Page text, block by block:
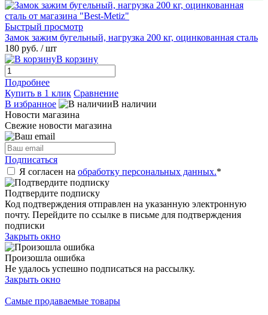
Быстрый просмотр
Замок зажим бугельный, нагрузка 200 кг, оцинкованная сталь
180 руб. / шт
В корзину
Подробнее
Купить в 1 клик Сравнение
В избранное
В наличии
Новости магазина
Свежие новости магазина
Подписаться
Я согласен на обработку персональных данных.*
Подтвердите подписку
Код подтверждения отправлен на указанную электронную
почту. Перейдите по ссылке в письме для подтверждения
подписки
Закрыть окно
Произошла ошибка
Не удалось успешно подписаться на рассылку.
Закрыть окно
Самые продаваемые товары